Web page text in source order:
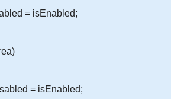
= isEnabled;
= isEnabled;